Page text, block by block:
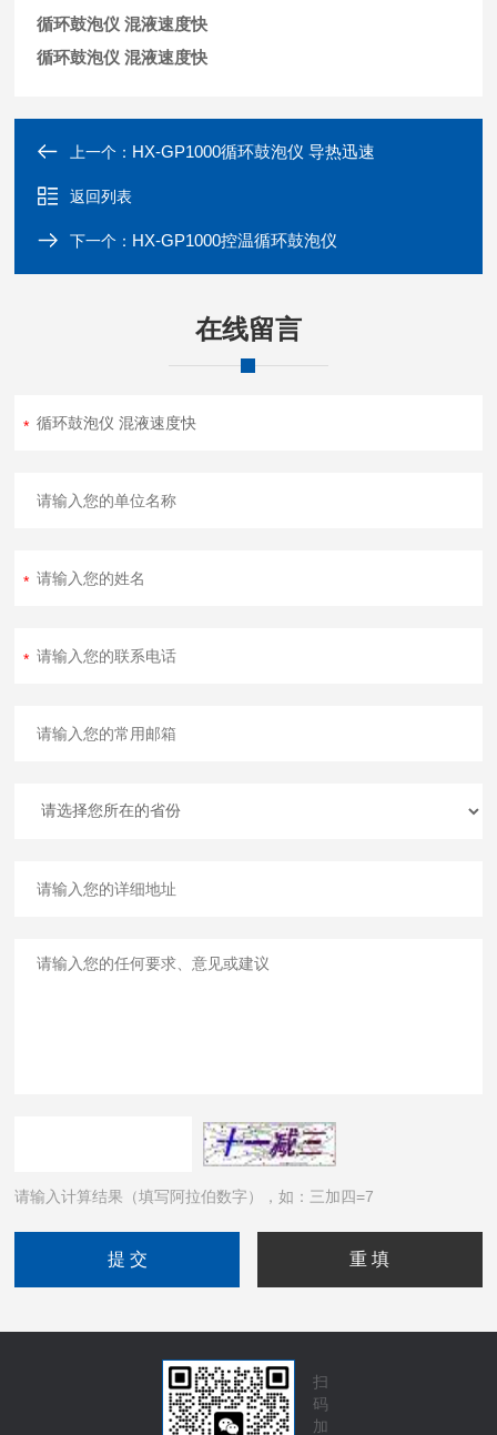
循环鼓泡仪 混液速度快
循环鼓泡仪 混液速度快
上一个： HX-GP1000循环鼓泡仪 导热迅速
返回列表
下一个： HX-GP1000控温循环鼓泡仪
在线留言
请输入计算结果（填写阿拉伯数字），如：三加四=7
扫
码
加